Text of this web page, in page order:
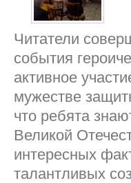
Читатели
события
активное
мужестве
что ребята
Великой
интересных
талантливых